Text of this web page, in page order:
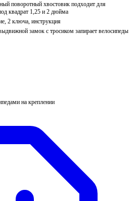
поворотный хвостовик подходит для
квадрат 1,25 и 2 дюйма
2 ключа, инструкция
замок с тросиком запирает велосипеды
на креплении